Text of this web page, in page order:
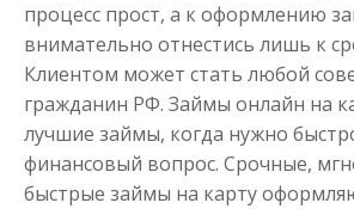
процесс прост, а к оформлению
внимательно отнестись лишь к
Клиентом может стать любой
гражданин РФ. Займы онлайн на
лучшие займы, когда нужно
финансовый вопрос. Срочные,
быстрые займы на карту